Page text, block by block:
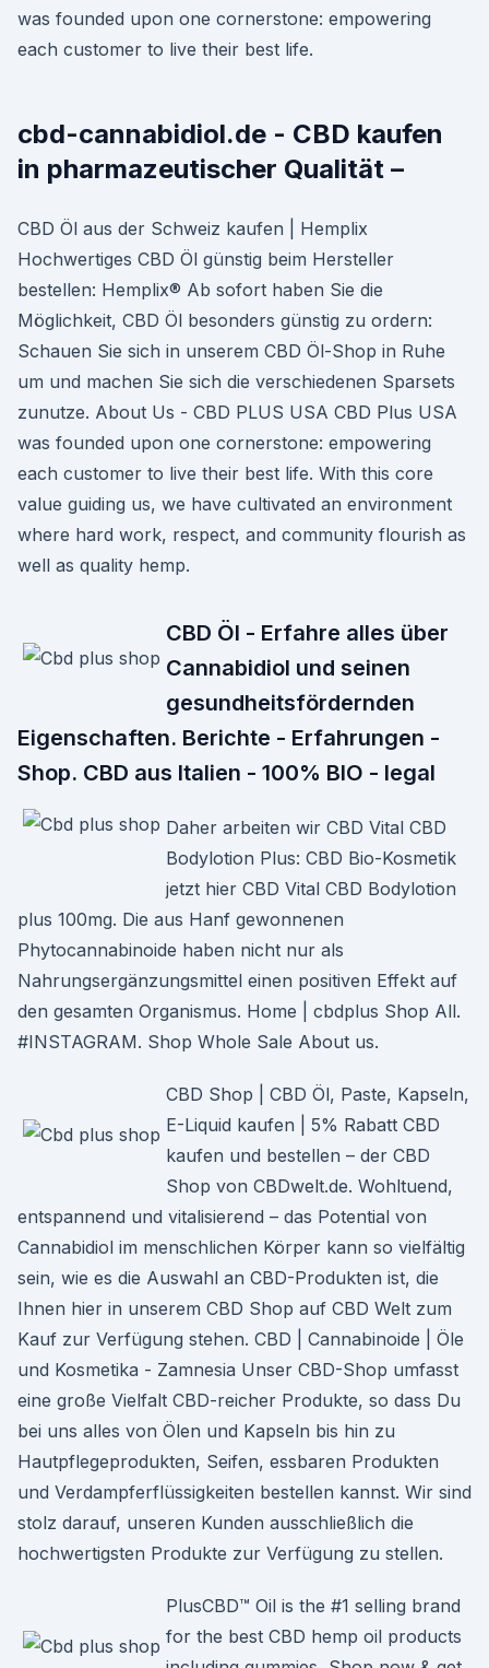
was founded upon one cornerstone: empowering
each customer to live their best life.
cbd-cannabidiol.de - CBD kaufen
in pharmazeutischer Qualität –
CBD Öl aus der Schweiz kaufen | Hemplix
Hochwertiges CBD Öl günstig beim Hersteller
bestellen: Hemplix® Ab sofort haben Sie die
Möglichkeit, CBD Öl besonders günstig zu ordern:
Schauen Sie sich in unserem CBD Öl-Shop in Ruhe
um und machen Sie sich die verschiedenen Sparsets
zunutze. About Us - CBD PLUS USA CBD Plus USA
was founded upon one cornerstone: empowering
each customer to live their best life. With this core
value guiding us, we have cultivated an environment
where hard work, respect, and community flourish as
well as quality hemp.
CBD Öl - Erfahre alles über
Cannabidiol und seinen
gesundheitsfördernden
Eigenschaften. Berichte - Erfahrungen -
Shop. CBD aus Italien - 100% BIO - legal
Daher arbeiten wir CBD Vital CBD
Bodylotion Plus: CBD Bio-Kosmetik
jetzt hier CBD Vital CBD Bodylotion
plus 100mg. Die aus Hanf gewonnenen
Phytocannabinoide haben nicht nur als
Nahrungsergänzungsmittel einen positiven Effekt auf
den gesamten Organismus. Home | cbdplus Shop All.
#INSTAGRAM. Shop Whole Sale About us.
CBD Shop | CBD Öl, Paste, Kapseln,
E-Liquid kaufen | 5% Rabatt CBD
kaufen und bestellen – der CBD
Shop von CBDwelt.de. Wohltuend,
entspannend und vitalisierend – das Potential von
Cannabidiol im menschlichen Körper kann so vielfältig
sein, wie es die Auswahl an CBD-Produkten ist, die
Ihnen hier in unserem CBD Shop auf CBD Welt zum
Kauf zur Verfügung stehen. CBD | Cannabinoide | Öle
und Kosmetika - Zamnesia Unser CBD-Shop umfasst
eine große Vielfalt CBD-reicher Produkte, so dass Du
bei uns alles von Ölen und Kapseln bis hin zu
Hautpflegeprodukten, Seifen, essbaren Produkten
und Verdampferflüssigkeiten bestellen kannst. Wir sind
stolz darauf, unseren Kunden ausschließlich die
hochwertigsten Produkte zur Verfügung zu stellen.
PlusCBD™ Oil is the #1 selling brand
for the best CBD hemp oil products